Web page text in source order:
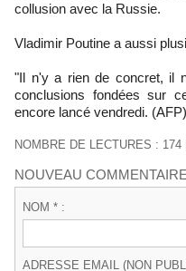
collusion avec la Russie.
Vladimir Poutine a aussi
"Il n'y a rien de concret, il
conclusions fondées sur
encore lancé vendredi. (AFP)
NOMBRE DE LECTURES : 174
NOUVEAU
NOM * :
ADRESSE EMAIL (NON